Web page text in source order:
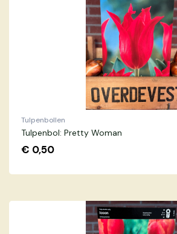
Tulpenbollen
Tulpenbol: Pretty Woman
€ 0,50